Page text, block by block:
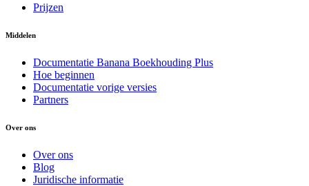
Prijzen
Middelen
Documentatie Banana Boekhouding Plus
Hoe beginnen
Documentatie vorige versies
Partners
Over ons
Over ons
Blog
Juridische informatie